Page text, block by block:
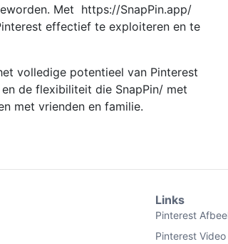
Met https://SnapPin.app/
effectief te exploiteren en te
volledige potentieel van Pinterest
en de flexibiliteit die SnapPin/ met
met vrienden en familie.
Links
Pinterest
Pinterest